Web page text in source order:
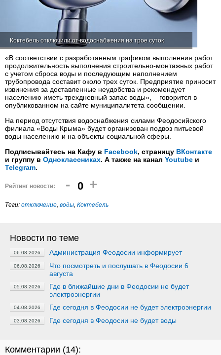
Коктебель отключили от водоснабжения на трое суток
«В соответствии с разработанным графиком выполнения работ
продолжительность выполнения строительно-монтажных работ
с учетом сброса воды и последующим наполнением
трубопровода составит около трех суток. Предприятие приносит
извинения за доставленные неудобства и рекомендует
населению иметь трехдневный запас воды», – говорится в
опубликованном на сайте муниципалитета сообщении.
На период отсутствия водоснабжения силами Феодосийского
филиала «Воды Крыма» будет организован подвоз питьевой
воды населению и на объекты социальной сферы.
Подписывайтесь на Кафу в Facebook, страницу ВКонтакте
и группу в Одноклассниках. А также на канал Youtube и
Telegram.
Рейтинг новости: - 0 +
Теги: отключение, воды, Коктебель
Новости по теме
06.08.2026 Администрация Феодосии информирует
06.08.2026
Что посмотреть и послушать в Феодосии 6
августа
05.08.2026
Где в ближайшие дни в Феодосии не будет
электроэнергии
04.08.2026 Где сегодня в Феодосии не будет электроэнергии
03.08.2026 Где сегодня в Феодосии не будет воды
Комментарии (14):